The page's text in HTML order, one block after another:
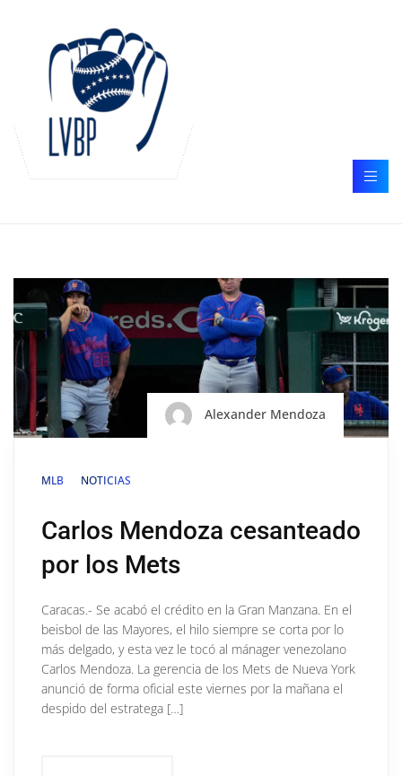
Alexander Mendoza
MLB NOTICIAS
Carlos Mendoza cesanteado
por los Mets
Caracas.- Se acabó el crédito en la Gran Manzana. En el
beisbol de las Mayores, el hilo siempre se corta por lo
más delgado, y esta vez le tocó al mánager venezolano
Carlos Mendoza. La gerencia de los Mets de Nueva York
anunció de forma oficial este viernes por la mañana el
despido del estratega […]